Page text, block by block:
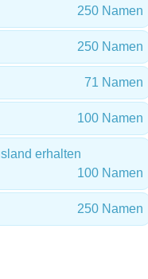
250 Namen
250 Namen
71 Namen
100 Namen
erhalten
100 Namen
250 Namen